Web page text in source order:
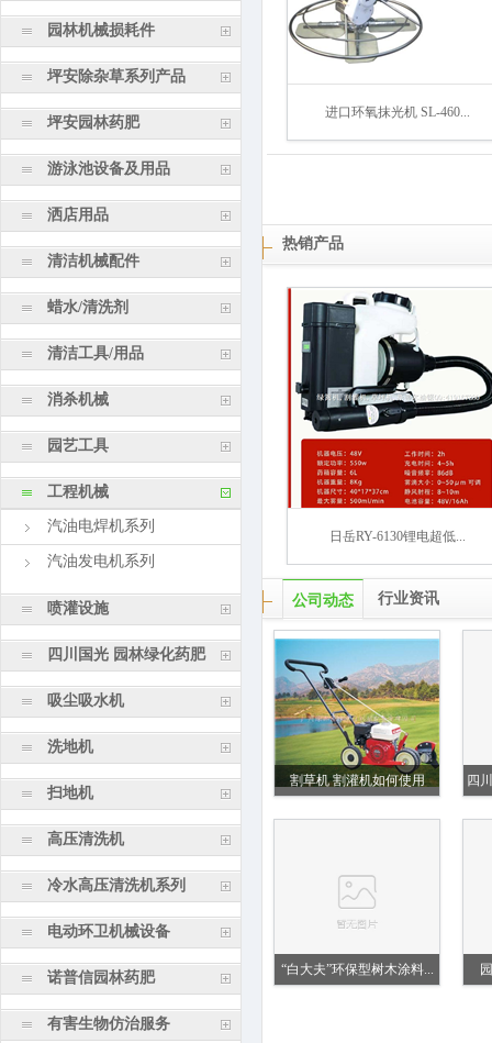
园林机械损耗件
坪安除杂草系列产品
坪安园林药肥
游泳池设备及用品
洒店用品
清洁机械配件
蜡水/清洗剂
清洁工具/用品
消杀机械
园艺工具
工程机械
汽油电焊机系列
汽油发电机系列
喷灌设施
四川国光 园林绿化药肥
吸尘吸水机
洗地机
扫地机
高压清洗机
冷水高压清洗机系列
电动环卫机械设备
诺普信园林药肥
有害生物仿治服务
进口环氧抹光机 SL-460...
热销产品
日岳RY-6130锂电超低...
公司动态 行业资讯
割草机 割灌机如何使用 四
“白大夫”环保型树木涂料...